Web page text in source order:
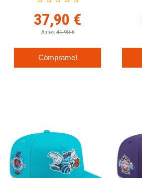
37,90 €
Antes 41,90 €
Cómprame!